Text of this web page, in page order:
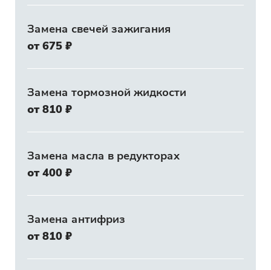
Замена свечей зажигания
от 675 ₽
Замена тормозной жидкости
от 810 ₽
Замена масла в редукторах
от 400 ₽
Замена антифриз
от 810 ₽